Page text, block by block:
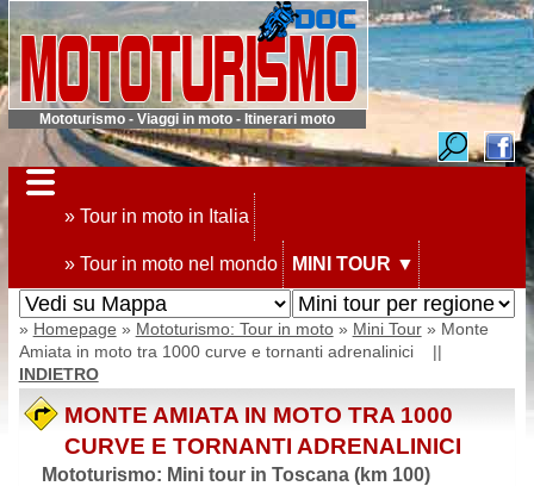
Mototurismo - Viaggi in moto - Itinerari moto
» Tour in moto in Italia
» Tour in moto nel mondo MINI TOUR ▼
» Homepage » Mototurismo: Tour in moto» Mini Tour» Monte
Amiata in moto tra 1000 curve e tornanti adrenalinici ||
INDIETRO
MONTE AMIATA IN MOTO TRA 1000
CURVE E TORNANTI ADRENALINICI
Mototurismo: Mini tour in Toscana (km 100)